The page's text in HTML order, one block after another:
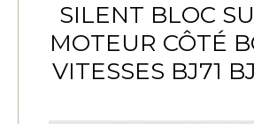
SILENT BLOC
MOTEUR CÔTÉ
VITESSES BJ71